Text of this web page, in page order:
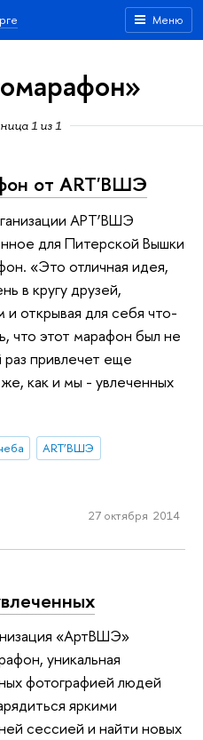
Меню
1 из 1
от ART'ВШЭ
АРТ’ВШЭ
для Питерской Вышки
«Это отличная идея,
в кругу друзей,
открывая для себя что-
что этот марафон был не
привлечет еще
как и мы - увлеченных
ART’ВШЭ
27 октября 2014
«АртВШЭ»
уникальная
фотографией людей
яркими
сессией и найти новых